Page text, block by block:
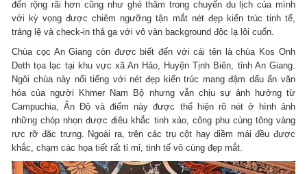
đến rộng rãi hơn cũng như ghé thăm trong chuyến du lịch của mình
với kỳ vọng được chiêm ngưỡng tận mắt nét đẹp kiến trúc tinh tế,
tráng lệ và check-in thả ga với vô vàn background độc lạ lôi cuốn.
Chùa cọc An Giang còn được biết đến với cái tên là chùa Kos Onh
Deth tọa lạc tại khu vực xã An Hảo, Huyện Tịnh Biên, tỉnh An Giang.
Ngôi chùa này nổi tiếng với nét đẹp kiến trúc mang đậm dấu ấn văn
hóa của người Khmer Nam Bộ nhưng vẫn chịu sự ảnh hưởng từ
Campuchia, Ấn Độ và điểm này được thể hiện rõ nét ở hình ảnh
những chóp nhọn được điêu khắc tinh xảo, công phu cùng tông vàng
rực rỡ đặc trưng. Ngoài ra, trên các trụ cột hay diềm mái đều được
khắc, chạm các họa tiết rất tỉ mỉ, tinh tế vô cùng đẹp mắt.